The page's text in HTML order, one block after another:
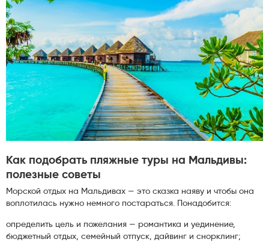
Как подобрать пляжные туры на Мальдивы:
полезные советы
Морской отдых на Мальдивах — это сказка наяву и чтобы она
воплотилась нужно немного постараться. Понадобится:
определить цель и пожелания — романтика и уединение,
бюджетный отдых, семейный отпуск, дайвинг и снорклинг;